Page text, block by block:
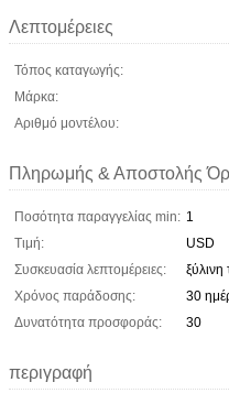
Λεπτομέρειες
Τόπος καταγωγής:
Μάρκα:
Αριθμό μοντέλου:
Πληρωμής & Αποστολής
Ποσότητα παραγγελίας min: 1
Τιμή:
USD
Συσκευασία λεπτομέρειες:
Χρόνος παράδοσης:
30
Δυνατότητα προσφοράς:
30
περιγραφή